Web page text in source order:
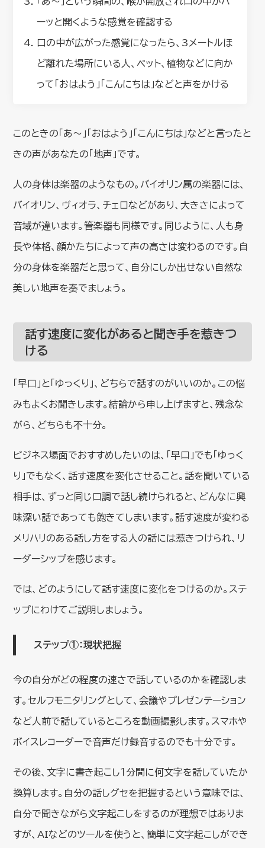
ーッと開くような感覚を確認する
口の中が広がった感覚になったら、3メートルほ
ど離れた場所にいる人、ペット、植物などに向か
って「おはよう」「こんにちは」などと声をかける
このときの「あ～」「おはよう」「こんにちは」などと言ったと
きの声があなたの「地声」です。
人の身体は楽器のようなもの。バイオリン属の楽器には、
バイオリン、ヴィオラ、チェロなどがあり、大きさによって
音域が違います。管楽器も同様です。同じように、人も身
長や体格、顔かたちによって声の高さは変わるのです。自
分の身体を楽器だと思って、自分にしか出せない自然な
美しい地声を奏でましょう。
話す速度に変化があると聞き手を惹きつ
ける
「早口」と「ゆっくり」、どちらで話すのがいいのか。この悩
みもよくお聞きします。結論から申し上げますと、残念な
がら、どちらも不十分。
ビジネス場面でおすすめしたいのは、「早口」でも「ゆっく
り」でもなく、話す速度を変化させること。話を聞いている
相手は、ずっと同じ口調で話し続けられると、どんなに興
味深い話であっても飽きてしまいます。話す速度が変わる
メリハリのある話し方をする人の話には惹きつけられ、リ
ーダーシップを感じます。
では、どのようにして話す速度に変化をつけるのか。ステ
ップにわけてご説明しましょう。
ステップ①：現状把握
今の自分がどの程度の速さで話しているのかを確認しま
す。セルフモニタリングとして、会議やプレゼンテーション
など人前で話しているところを動画撮影します。スマホや
ボイスレコーダーで音声だけ録音するのでも十分です。
その後、文字に書き起こし１分間に何文字を話していたか
換算します。自分の話しグセを把握するという意味では、
自分で聞きながら文字起こしをするのが理想ではありま
すが、AIなどのツールを使うと、簡単に文字起こしができ